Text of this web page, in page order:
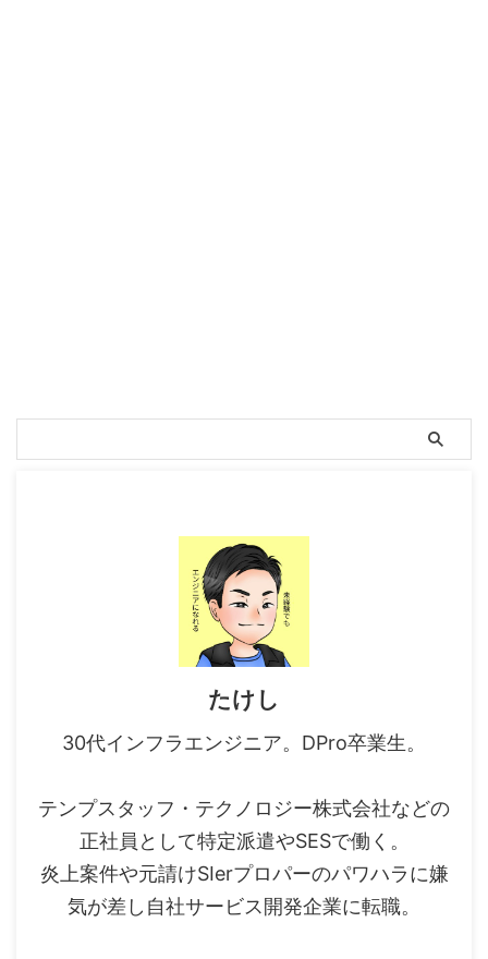
たけし
30代インフラエンジニア。DPro卒業生。
テンプスタッフ・テクノロジー株式会社などの
正社員として特定派遣やSESで働く。
炎上案件や元請けSIerプロパーのパワハラに嫌
気が差し自社サービス開発企業に転職。